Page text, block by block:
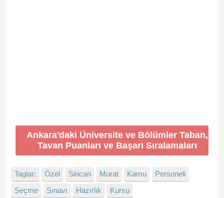
Ankara'daki Üniversite ve Bölümler Taban,
Tavan Puanları ve Başarı Sıralamaları
Taglar: Özel Sincan Murat Kamu
Personeli
Seçme
Sınavı Hazırlık Kursu